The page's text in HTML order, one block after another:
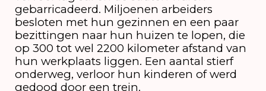
gebarricadeerd. Miljoenen arbeiders
besloten met hun gezinnen en een paar
bezittingen naar hun huizen te lopen, die
op 300 tot wel 2200 kilometer afstand van
hun werkplaats liggen. Een aantal stierf
onderweg, verloor hun kinderen of werd
gedood door een trein.